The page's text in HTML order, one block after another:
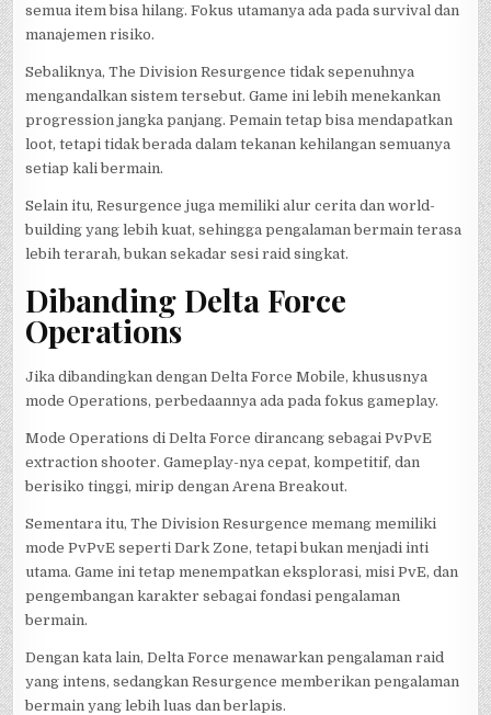
semua item bisa hilang. Fokus utamanya ada pada survival dan
manajemen risiko.
Sebaliknya, The Division Resurgence tidak sepenuhnya
mengandalkan sistem tersebut. Game ini lebih menekankan
progression jangka panjang. Pemain tetap bisa mendapatkan
loot, tetapi tidak berada dalam tekanan kehilangan semuanya
setiap kali bermain.
Selain itu, Resurgence juga memiliki alur cerita dan world-
building yang lebih kuat, sehingga pengalaman bermain terasa
lebih terarah, bukan sekadar sesi raid singkat.
Dibanding Delta Force
Operations
Jika dibandingkan dengan Delta Force Mobile, khususnya
mode Operations, perbedaannya ada pada fokus gameplay.
Mode Operations di Delta Force dirancang sebagai PvPvE
extraction shooter. Gameplay-nya cepat, kompetitif, dan
berisiko tinggi, mirip dengan Arena Breakout.
Sementara itu, The Division Resurgence memang memiliki
mode PvPvE seperti Dark Zone, tetapi bukan menjadi inti
utama. Game ini tetap menempatkan eksplorasi, misi PvE, dan
pengembangan karakter sebagai fondasi pengalaman
bermain.
Dengan kata lain, Delta Force menawarkan pengalaman raid
yang intens, sedangkan Resurgence memberikan pengalaman
bermain yang lebih luas dan berlapis.